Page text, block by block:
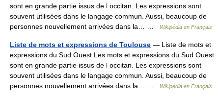
sont en grande partie issus de l occitan. Les expressions sont
souvent utilisées dans le langage commun. Aussi, beaucoup de
personnes nouvellement arrivées dans la… …
Wikipédia en Français
Liste de mots et expressions de Toulouse — Liste de mots et
expressions du Sud Ouest Les mots et expressions du Sud Ouest
sont en grande partie issus de l occitan. Les expressions sont
souvent utilisées dans le langage commun. Aussi, beaucoup de
personnes nouvellement arrivées dans la… …
Wikipédia en Français